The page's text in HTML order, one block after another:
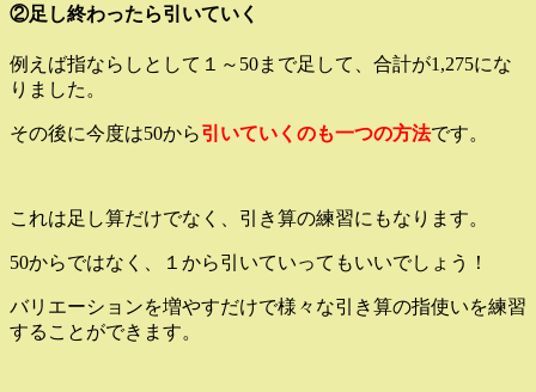
②足し終わったら引いていく
例えば指ならしとして１～50まで足して、合計が1,275にな
りました。
その後に今度は50から 引いていくのも一つの方法です。
これは足し算だけでなく、引き算の練習にもなります。
50からではなく、１から引いていってもいいでしょう！
バリエーションを増やすだけで様々な引き算の指使いを練習
することができます。